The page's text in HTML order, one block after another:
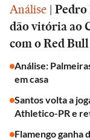
Análise |
dão vitória ao
com o Red Bull
Análise:
em casa
Santos volta a
Athletico-PR e
Flamengo ganha